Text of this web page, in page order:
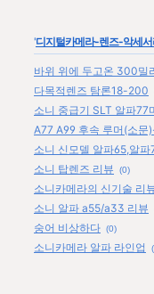
'디지털카메라-렌즈-악세
바위 위에 두고온 300밀
다목적렌즈 탐론18-200
소니 중급기 SLT 알파77
A77 A99 후속 루머(소문
소니 신모델 알파65,알파
소니 탑렌즈 리뷰 (0)
소니카메라의 신기술 리
소니 알파 a55/a33 리뷰
숭어 비상하다 (0)
소니카메라 알파 라인업